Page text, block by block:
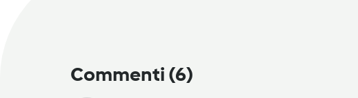
Commenti (6)